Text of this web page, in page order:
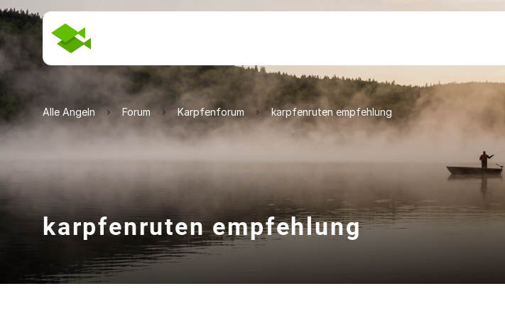
Alle Angeln Forum Karpfenforum karpfenruten empfehlung
karpfenruten empfehlung